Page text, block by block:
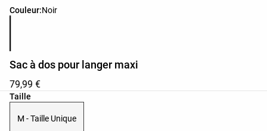
Couleur:Noir
Liste des couleurs du produit
Sac à dos pour langer maxi
79,99 €
Taille
Liste des tailles du produit
M - Taille Unique